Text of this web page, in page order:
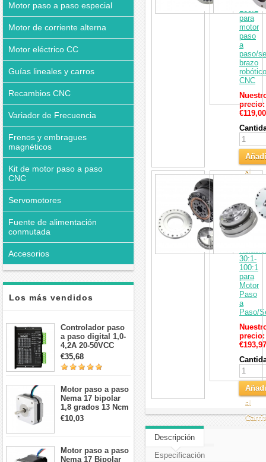
Motor paso a paso especial
Motor de corriente alterna
Motor eléctrico CC
Guías lineales y carros
Recambios CNC
Variador de Frecuencia
Frenos y embragues
magnéticos
Kit de motor paso a paso
CNC
Servomotores
Fuente de alimentación
conmutada
Accesorios
Los más vendidos
Controlador paso
a paso digital 1,0-
4,2A 20-50VCC
para motor paso a
paso Nema 17, 23,
24
€35,68
Motor paso a paso
Nema 17 bipolar
1,8 grados 13 Ncm
1A 3,5 V
42x42x20mm 4
€10,03
Motor paso a paso
Nema 17 Bipolar
160:1
para
motor
paso
a
paso/
brazo
robótico
CNC
precio:
€119,00
al
Serie
ZXS20
Tipo
30:1-
100:1
para
Motor
Paso
a
Paso/
precio:
€193,97
al
Descripción
Especificación